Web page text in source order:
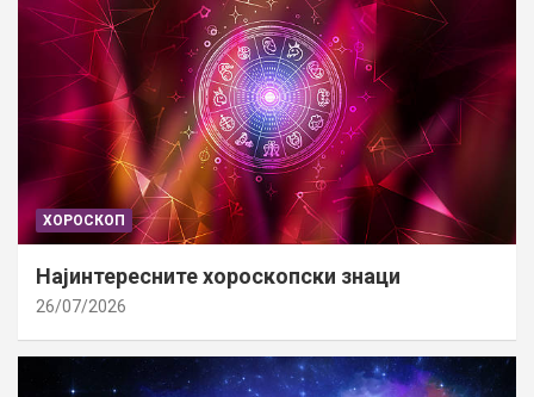
ХОРОСКОП
Најинтересните хороскопски знаци
26/07/2026